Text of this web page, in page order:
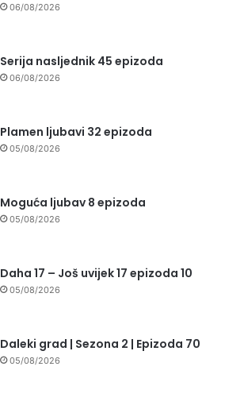
06/08/2026
Serija nasljednik 45 epizoda
06/08/2026
Plamen ljubavi 32 epizoda
05/08/2026
Moguća ljubav 8 epizoda
05/08/2026
Daha 17 – Još uvijek 17 epizoda 10
05/08/2026
Daleki grad | Sezona 2 | Epizoda 70
05/08/2026